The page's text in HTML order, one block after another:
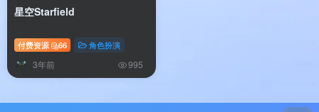
星空Starfield
付费资源 66 角色扮演
3年前 995